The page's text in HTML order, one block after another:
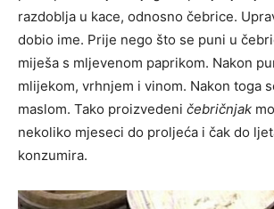
razdoblja u kace, odnosno čebrice.
dobio ime. Prije nego što se puni u
miješa s mljevenom paprikom. Nakon
mlijekom, vrhnjem i vinom. Nakon toga
maslom. Tako proizvedeni čebričnjak
nekoliko mjeseci do proljeća i čak do
konzumira.